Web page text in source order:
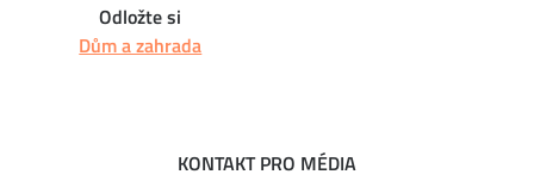
Odložte si
Dům a zahrada
KONTAKT PRO MÉDIA